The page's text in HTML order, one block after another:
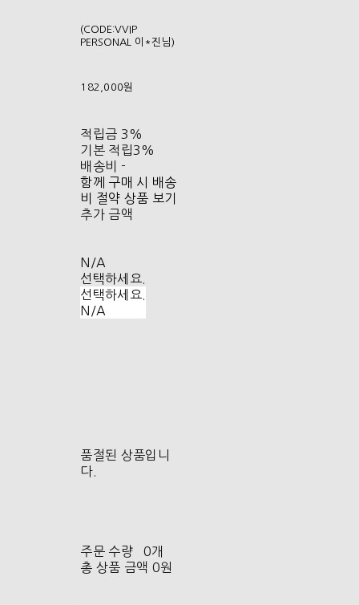
(CODE:VVIP
PERSONAL 이*진님)
182,000원
적립금 3%
기본 적립3%
배송비 -
함께 구매 시 배송
비 절약 상품 보기
추가 금액
N/A
선택하세요.
선택하세요.
N/A
품절된 상품입니
다.
주문 수량
0개
총 상품 금액 0원